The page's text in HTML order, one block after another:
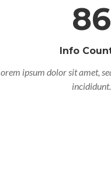
86
Info
ipsum dolor sit amet,
incididunt.